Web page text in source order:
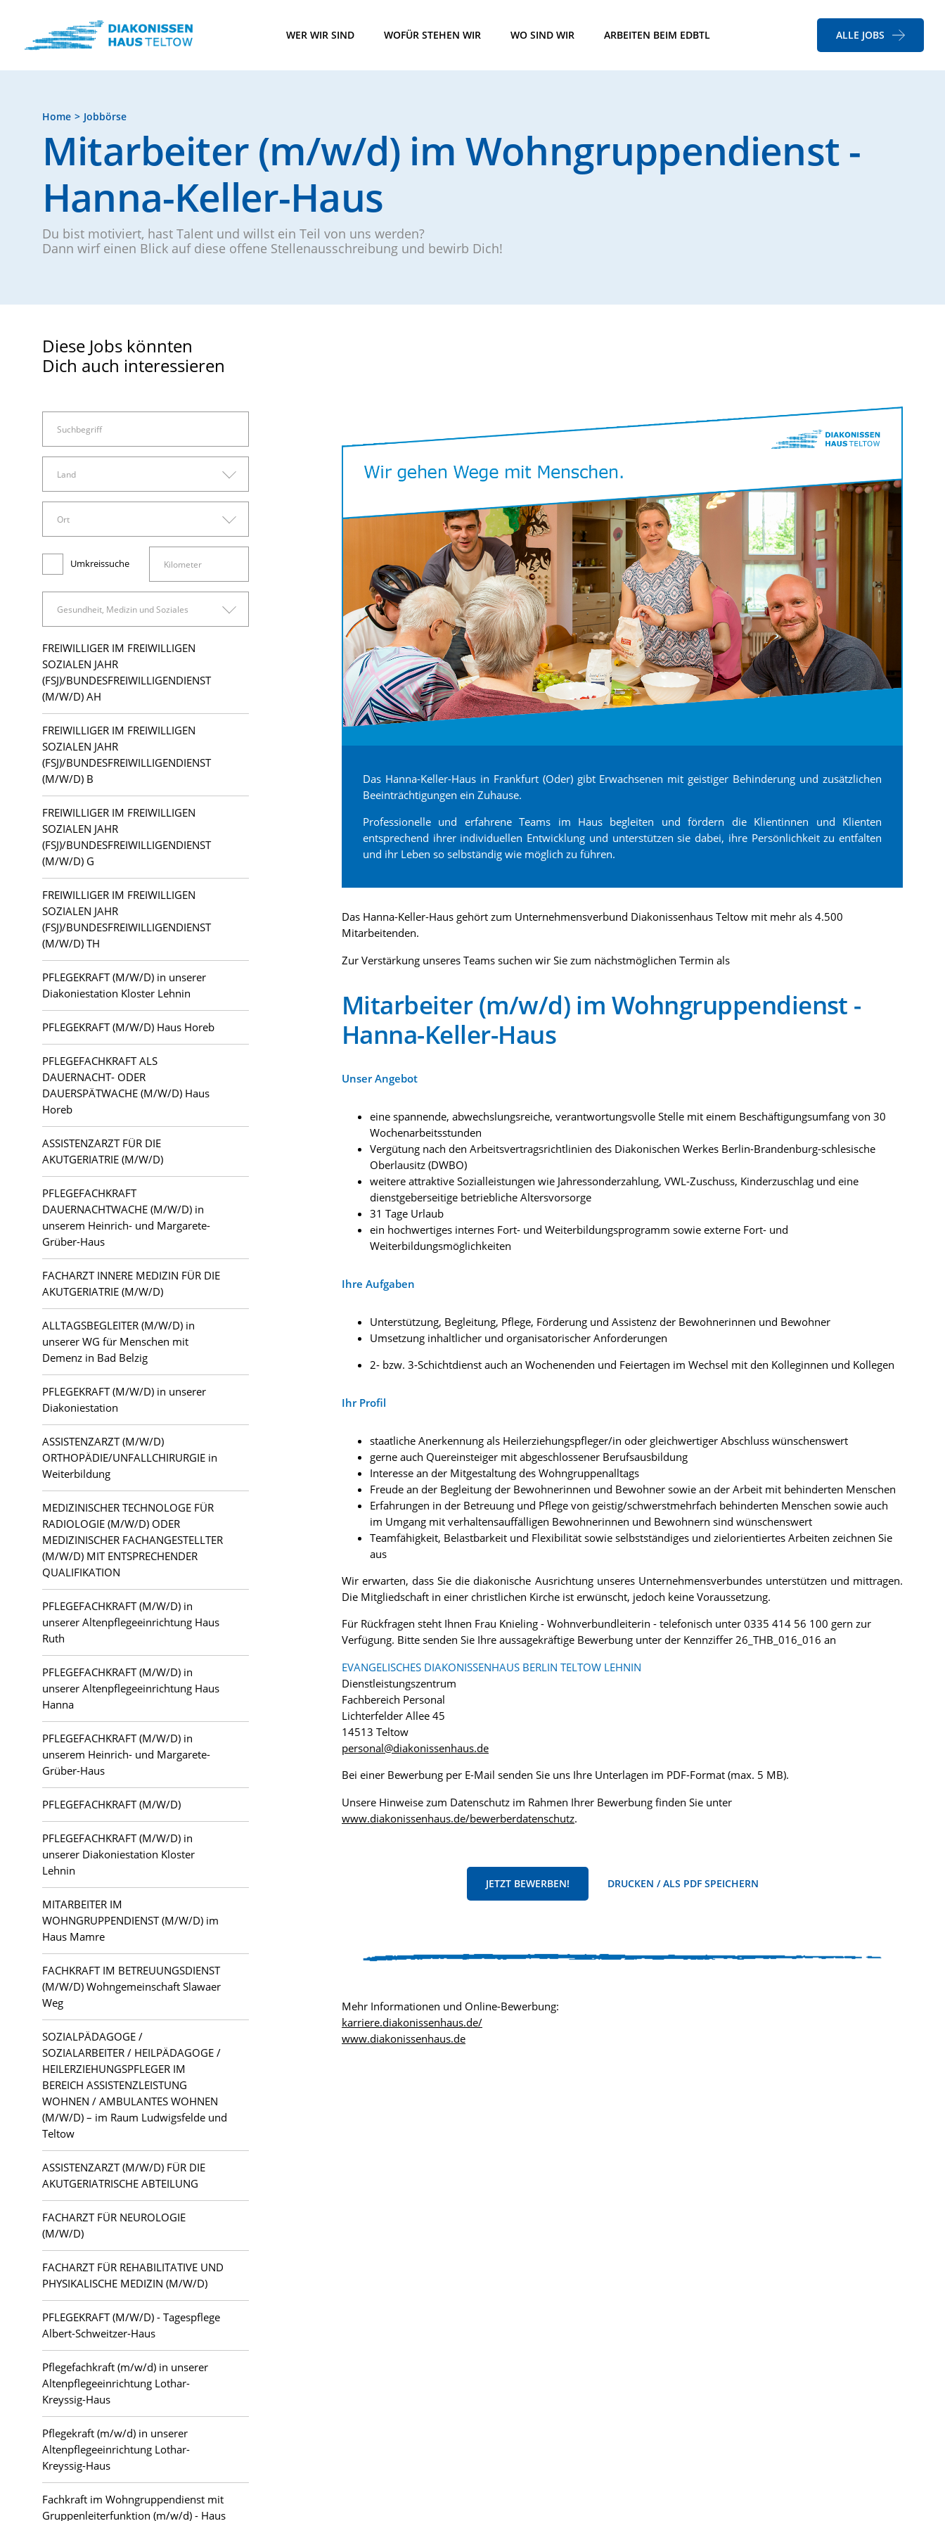
WER WIR SIND WOFÜR STEHEN WIR WO SIND WIR ARBEITEN BEIM EDBTL ALLE JOBS
Home Jobbörse
Mitarbeiter (m/w/d) im Wohngruppendienst -
Hanna-Keller-Haus
Du bist motiviert, hast Talent und willst ein Teil von uns werden?
Dann wirf einen Blick auf diese offene Stellenausschreibung und bewirb Dich!
Diese Jobs könnten
Dich auch interessieren
Land
Ort
Ort
Bad Belzig
Beelitz
Berlin
Bezirk Pankow
Caputh
Forst (Lausitz)
Frankfurt (Oder)
Guben
Halle (Saale)
Kloster Lehnin
Lauchhammer
Letschin
Luckau
Ludwigsfelde
Mahlsdorf
Potsdam
Zehlendorf
Umkreissuche
Gesundheit, Medizin und Soziales
Arbeitswelt
Finanzen, Rechnungswesen und Controlling
Gesundheit, Medizin und Soziales
Ingenieurwesen und technische Berufe
Personalwesen und HR
Produktion und Handwerk
Sonstige Tätigkeitsfelder
FREIWILLIGER IM FREIWILLIGEN
SOZIALEN JAHR
(FSJ)/BUNDESFREIWILLIGENDIENST
(M/W/D) AH
FREIWILLIGER IM FREIWILLIGEN
SOZIALEN JAHR
(FSJ)/BUNDESFREIWILLIGENDIENST
(M/W/D) B
FREIWILLIGER IM FREIWILLIGEN
SOZIALEN JAHR
(FSJ)/BUNDESFREIWILLIGENDIENST
(M/W/D) G
FREIWILLIGER IM FREIWILLIGEN
SOZIALEN JAHR
(FSJ)/BUNDESFREIWILLIGENDIENST
(M/W/D) TH
PFLEGEKRAFT (M/W/D) in unserer
Diakoniestation Kloster Lehnin
PFLEGEKRAFT (M/W/D) Haus Horeb
PFLEGEFACHKRAFT ALS
DAUERNACHT- ODER
DAUERSPÄTWACHE (M/W/D) Haus
Horeb
ASSISTENZARZT FÜR DIE
AKUTGERIATRIE (M/W/D)
PFLEGEFACHKRAFT
DAUERNACHTWACHE (M/W/D) in
unserem Heinrich- und Margarete-
Grüber-Haus
FACHARZT INNERE MEDIZIN FÜR DIE
AKUTGERIATRIE (M/W/D)
ALLTAGSBEGLEITER (M/W/D) in
unserer WG für Menschen mit
Demenz in Bad Belzig
PFLEGEKRAFT (M/W/D) in unserer
Diakoniestation
ASSISTENZARZT (M/W/D)
ORTHOPÄDIE/UNFALLCHIRURGIE in
Weiterbildung
MEDIZINISCHER TECHNOLOGE FÜR
RADIOLOGIE (M/W/D) ODER
MEDIZINISCHER FACHANGESTELLTER
(M/W/D) MIT ENTSPRECHENDER
QUALIFIKATION
PFLEGEFACHKRAFT (M/W/D) in
unserer Altenpflegeeinrichtung Haus
Ruth
PFLEGEFACHKRAFT (M/W/D) in
unserer Altenpflegeeinrichtung Haus
Hanna
PFLEGEFACHKRAFT (M/W/D) in
unserem Heinrich- und Margarete-
Grüber-Haus
PFLEGEFACHKRAFT (M/W/D)
PFLEGEFACHKRAFT (M/W/D) in
unserer Diakoniestation Kloster
Lehnin
MITARBEITER IM
WOHNGRUPPENDIENST (M/W/D) im
Haus Mamre
FACHKRAFT IM BETREUUNGSDIENST
(M/W/D) Wohngemeinschaft Slawaer
Weg
SOZIALPÄDAGOGE /
SOZIALARBEITER / HEILPÄDAGOGE /
HEILERZIEHUNGSPFLEGER IM
BEREICH ASSISTENZLEISTUNG
WOHNEN / AMBULANTES WOHNEN
(M/W/D) – im Raum Ludwigsfelde und
Teltow
ASSISTENZARZT (M/W/D) FÜR DIE
AKUTGERIATRISCHE ABTEILUNG
FACHARZT FÜR NEUROLOGIE
(M/W/D)
FACHARZT FÜR REHABILITATIVE UND
PHYSIKALISCHE MEDIZIN (M/W/D)
PFLEGEKRAFT (M/W/D) - Tagespflege
Albert-Schweitzer-Haus
Pflegefachkraft (m/w/d) in unserer
Altenpflegeeinrichtung Lothar-
Kreyssig-Haus
Pflegekraft (m/w/d) in unserer
Altenpflegeeinrichtung Lothar-
Kreyssig-Haus
Fachkraft im Wohngruppendienst mit
Gruppenleiterfunktion (m/w/d) - Haus
Das Hanna-Keller-Haus in Frankfurt (Oder) gibt Erwachsenen mit geistiger Behinderung und zusätzlichen
Beeinträchtigungen ein Zuhause.
Professionelle und erfahrene Teams im Haus begleiten und fördern die Klientinnen und Klienten
entsprechend ihrer individuellen Entwicklung und unterstützen sie dabei, ihre Persönlichkeit zu entfalten
und ihr Leben so selbständig wie möglich zu führen.
Das Hanna-Keller-Haus gehört zum Unternehmensverbund Diakonissenhaus Teltow mit mehr als 4.500
Mitarbeitenden.
Zur Verstärkung unseres Teams suchen wir Sie zum nächstmöglichen Termin als
Mitarbeiter (m/w/d) im Wohngruppendienst -
Hanna-Keller-Haus
Unser Angebot
eine spannende, abwechslungsreiche, verantwortungsvolle Stelle mit einem Beschäftigungsumfang von 30
Wochenarbeitsstunden
Vergütung nach den Arbeitsvertragsrichtlinien des Diakonischen Werkes Berlin-Brandenburg-schlesische
Oberlausitz (DWBO)
weitere attraktive Sozialleistungen wie Jahressonderzahlung, VWL-Zuschuss, Kinderzuschlag und eine
dienstgeberseitige betriebliche Altersvorsorge
31 Tage Urlaub
ein hochwertiges internes Fort- und Weiterbildungsprogramm sowie externe Fort- und
Weiterbildungsmöglichkeiten
Ihre Aufgaben
Unterstützung, Begleitung, Pflege, Förderung und Assistenz der Bewohnerinnen und Bewohner
Umsetzung inhaltlicher und organisatorischer Anforderungen
2- bzw. 3-Schichtdienst auch an Wochenenden und Feiertagen im Wechsel mit den Kolleginnen und Kollegen
Ihr Profil
staatliche Anerkennung als Heilerziehungspfleger/in oder gleichwertiger Abschluss wünschenswert
gerne auch Quereinsteiger mit abgeschlossener Berufsausbildung
Interesse an der Mitgestaltung des Wohngruppenalltags
Freude an der Begleitung der Bewohnerinnen und Bewohner sowie an der Arbeit mit behinderten Menschen
Erfahrungen in der Betreuung und Pflege von geistig/schwerstmehrfach behinderten Menschen sowie auch
im Umgang mit verhaltensauffälligen Bewohnerinnen und Bewohnern sind wünschenswert
Teamfähigkeit, Belastbarkeit und Flexibilität sowie selbstständiges und zielorientiertes Arbeiten zeichnen Sie
aus
Wir erwarten, dass Sie die diakonische Ausrichtung unseres Unternehmensverbundes unterstützen und mittragen.
Die Mitgliedschaft in einer christlichen Kirche ist erwünscht, jedoch keine Voraussetzung.
Für Rückfragen steht Ihnen Frau Knieling - Wohnverbundleiterin - telefonisch unter 0335 414 56 100 gern zur
Verfügung. Bitte senden Sie Ihre aussagekräftige Bewerbung unter der Kennziffer 26_THB_016_016 an
EVANGELISCHES DIAKONISSENHAUS BERLIN TELTOW LEHNIN
Dienstleistungszentrum
Fachbereich Personal
Lichterfelder Allee 45
14513 Teltow
personal@diakonissenhaus.de
Bei einer Bewerbung per E-Mail senden Sie uns Ihre Unterlagen im PDF-Format (max. 5 MB).
Unsere Hinweise zum Datenschutz im Rahmen Ihrer Bewerbung finden Sie unter
www.diakonissenhaus.de/bewerberdatenschutz.
JETZT BEWERBEN! DRUCKEN / ALS PDF SPEICHERN
Mehr Informationen und Online-Bewerbung:
karriere.diakonissenhaus.de/
www.diakonissenhaus.de